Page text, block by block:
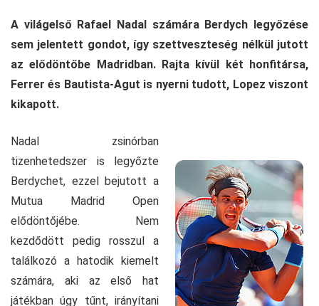
A világelső Rafael Nadal számára Berdych legyőzése
sem jelentett gondot, így szettveszteség nélkül jutott
az elődöntőbe Madridban. Rajta kívül két honfitársa,
Ferrer és Bautista-Agut is nyerni tudott, Lopez viszont
kikapott.
Nadal zsinórban
tizenhetedszer is legyőzte
Berdychet, ezzel bejutott a
Mutua Madrid Open
elődöntőjébe. Nem
kezdődött pedig rosszul a
találkozó a hatodik kiemelt
számára, aki az első hat
játékban úgy tűnt, irányítani